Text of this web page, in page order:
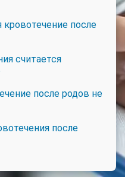
после
считается
после родов не
после